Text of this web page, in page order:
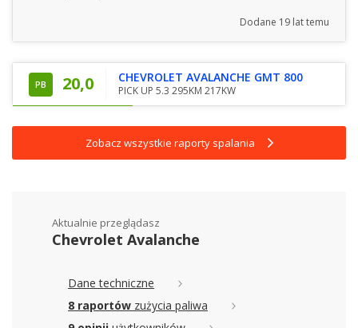
Dodane 19 lat temu
PB 20,0 CHEVROLET AVALANCHE GMT 800
PICK UP 5.3 295KM 217KW
Zobacz wszystkie raporty spalania
Aktualnie przeglądasz
Chevrolet Avalanche
Dane techniczne
8 raportów zużycia paliwa